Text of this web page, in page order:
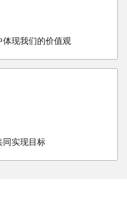
体现我们的价值观
同实现目标